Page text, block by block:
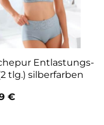
Entlastungs-
tlg.) silberfarben
€